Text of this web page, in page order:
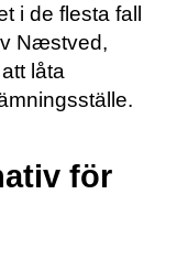
i de flesta fall
Næstved,
låta
för